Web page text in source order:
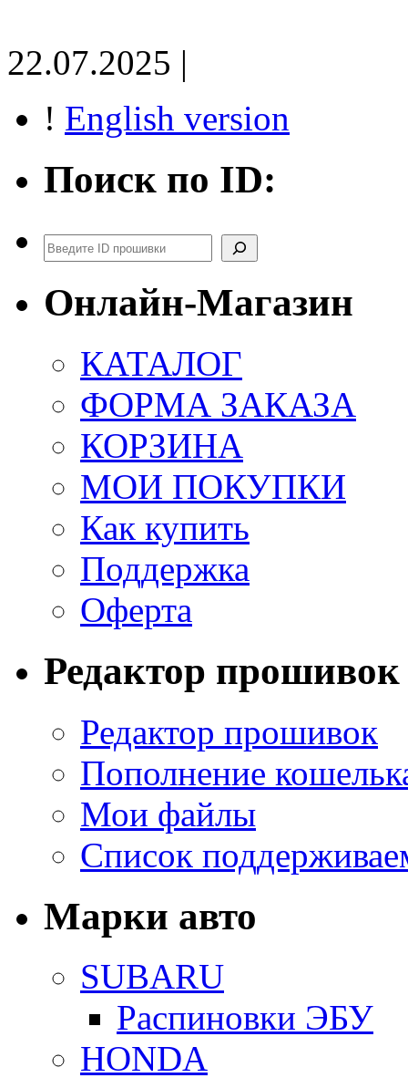
22.07.2025 |
! English version
Поиск по ID:
Поиск
Онлайн-Магазин
КАТАЛОГ
ФОРМА ЗАКАЗА
КОРЗИНА
МОИ ПОКУПКИ
Как купить
Поддержка
Оферта
Редактор прошивок
Редактор прошивок
Пополнение
Мои файлы
Список
Марки авто
SUBARU
Распиновки ЭБУ
HONDA